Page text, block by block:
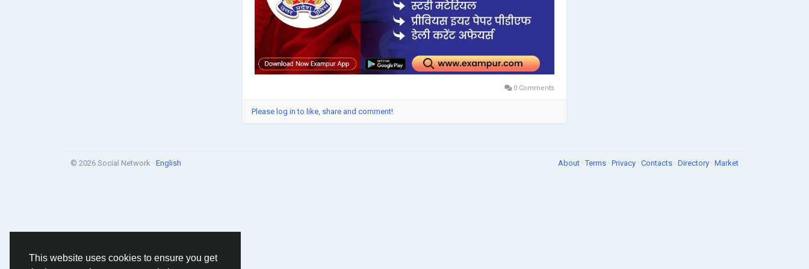
This website uses cookies to ensure you get
गणित की क्षमता होनी चाहिए। अपने हिंदी व्याकरण पर भी ध्यान दें, क्योंकि यह लिखित परीक्षा के अन्य वर्गों के समान
भार वहन करता है। संदर्भ के लिए, आपको Examपुर पर जाना चाहिए , जो आपकी परीक्षा में सफल होने के लिए
free test series, mock test series, online Selection test और विभिन्न प्रकार की Quiz प्रदान
https://exampur.com/exam-content/up-police-constable-exam-syllabus/
0 Comments
Please log in to like, share and comment!
© 2026 Social Network · English About ·Terms · Privacy · Contacts · Directory · Market